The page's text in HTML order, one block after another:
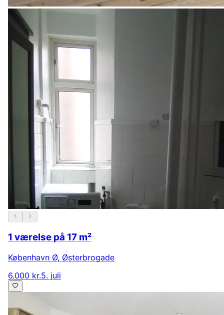
1 værelse på 17 m²
København Ø, Østerbrogade
6.000 kr.5. juli